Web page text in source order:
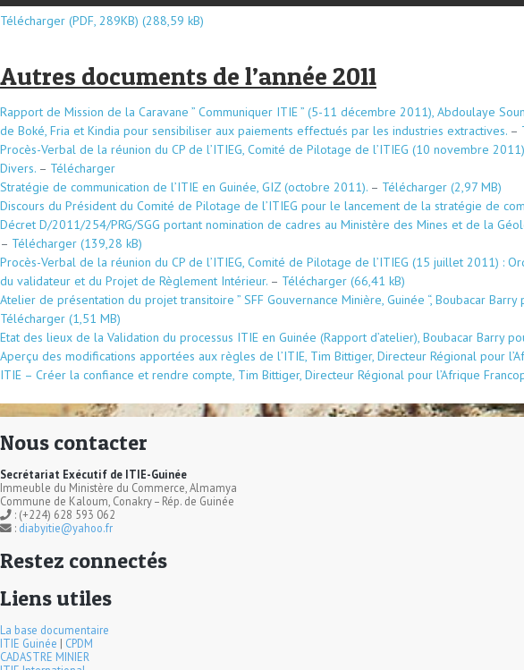
Télécharger (PDF, 289KB)
Autres documents de l’année 2011
Rapport de Mission de la Caravane ” Communiquer ITIE ” (5-11 décembre 2011), Abdoulaye
de Boké, Fria et Kindia pour sensibiliser aux paiements effectués par les industries extractives. –
Procès-Verbal de la réunion du CP de l’ITIEG, Comité de Pilotage de l’ITIEG (10 novembre
Divers. – Télécharger
Stratégie de communication de l’ITIE en Guinée, GIZ (octobre 2011). – Télécharger
Discours du Président du Comité de Pilotage de l’ITIEG pour le lancement de la stratégie de
Décret D/2011/254/PRG/SGG portant nomination de cadres au Ministère des Mines et de la
– Télécharger
Procès-Verbal de la réunion du CP de l’ITIEG, Comité de Pilotage de l’ITIEG (15 juillet 2011) :
du validateur et du Projet de Règlement Intérieur. – Télécharger
Atelier de présentation du projet transitoire ” SFF Gouvernance Minière, Guinée “, Boubacar
Télécharger
Etat des lieux de la Validation du processus ITIE en Guinée (Rapport d’atelier), Boubacar Barry
Aperçu des modifications apportées aux règles de l’ITIE, Tim Bittiger, Directeur Régional pour
ITIE – Créer la confiance et rendre compte, Tim Bittiger, Directeur Régional pour l’Afrique
Nous contacter
Secrétariat Exécutif de ITIE-Guinée
Immeuble du Ministère du Commerce, Almamya
Commune de Kaloum, Conakry – Rép. de Guinée
: (+224) 628 593 062
: diabyitie@yahoo.fr
Restez connectés
Liens utiles
La base documentaire
ITIE Guinée | CPDM
CADASTRE MINIER